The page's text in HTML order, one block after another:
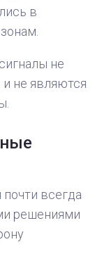
в
не
не являются
всегда
решениями